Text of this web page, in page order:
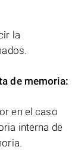
la
de memoria:
en el caso
interna de